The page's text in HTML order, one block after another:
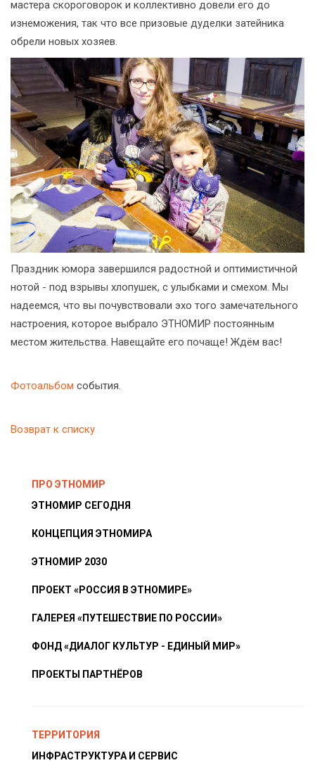
мастера скороговорок и коллективно довели его до
изнеможения, так что все призовые дуделки затейника
обрели новых хозяев.
Праздник юмора завершился радостной и оптимистичной
нотой - под взрывы хлопушек, с улыбками и смехом. Мы
надеемся, что вы почувствовали эхо того замечательного
настроения, которое выбрало ЭТНОМИР постоянным
местом жительства. Навещайте его почаще! Ждём вас!
Фотоальбом события.
Возврат к списку
ПРО ЭТНОМИР
ЭТНОМИР СЕГОДНЯ
КОНЦЕПЦИЯ ЭТНОМИРА
ЭТНОМИР 2030
ПРОЕКТ «РОССИЯ В ЭТНОМИРЕ»
ГАЛЕРЕЯ «ПУТЕШЕСТВИЕ ПО РОССИИ»
ФОНД «ДИАЛОГ КУЛЬТУР - ЕДИНЫЙ МИР»
ПРОЕКТЫ ПАРТНЁРОВ
ТЕРРИТОРИЯ
ИНФРАСТРУКТУРА И СЕРВИС